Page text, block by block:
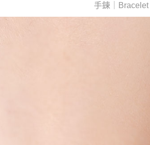
手鍊｜Bracelet